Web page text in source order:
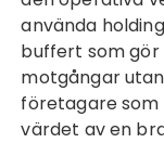
använda
buffert som
motgångar
företagare som
värdet av en